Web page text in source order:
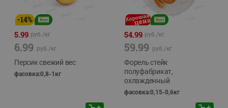
-14%
5.99 руб./кг
6.99 руб./кг
Персик свежий вес
фасовка:0,8-1кг
54.99 руб./кг
59.99 руб./кг
Форель стейк
полуфабрикат,
охлажденный
фасовка:0,15-0,6кг